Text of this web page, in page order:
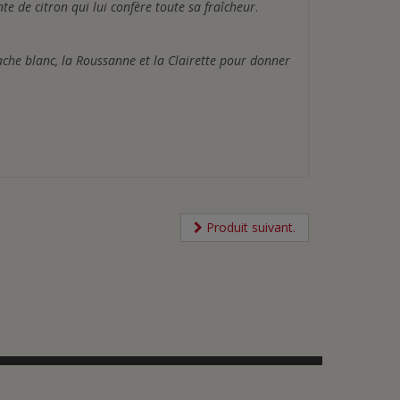
de citron qui lui confère toute sa fraîcheur.
blanc, la Roussanne et la Clairette pour donner
Produit suivant.